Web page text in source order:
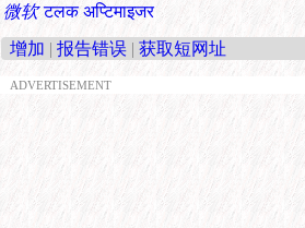
微软 टलक अप्टिमाइजर
增加 | 报告错误 | 获取短网址
ADVERTISEMENT